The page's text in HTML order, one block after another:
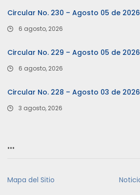
Circular No. 230 – Agosto 05 de 2026
6 agosto, 2026
Circular No. 229 – Agosto 05 de 2026
6 agosto, 2026
Circular No. 228 – Agosto 03 de 2026
3 agosto, 2026
…
Mapa del Sitio